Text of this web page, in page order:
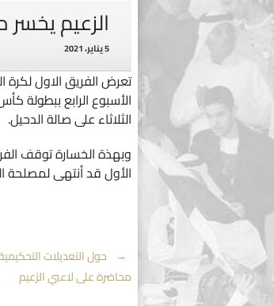
الزعيم
5 يناير، 2021
الثلاثاء على صالة الدحيل.
الأول قد أنتهى لمصلحة
Post
← حول التعديلات
محاضرة على لاعبي الزعيم